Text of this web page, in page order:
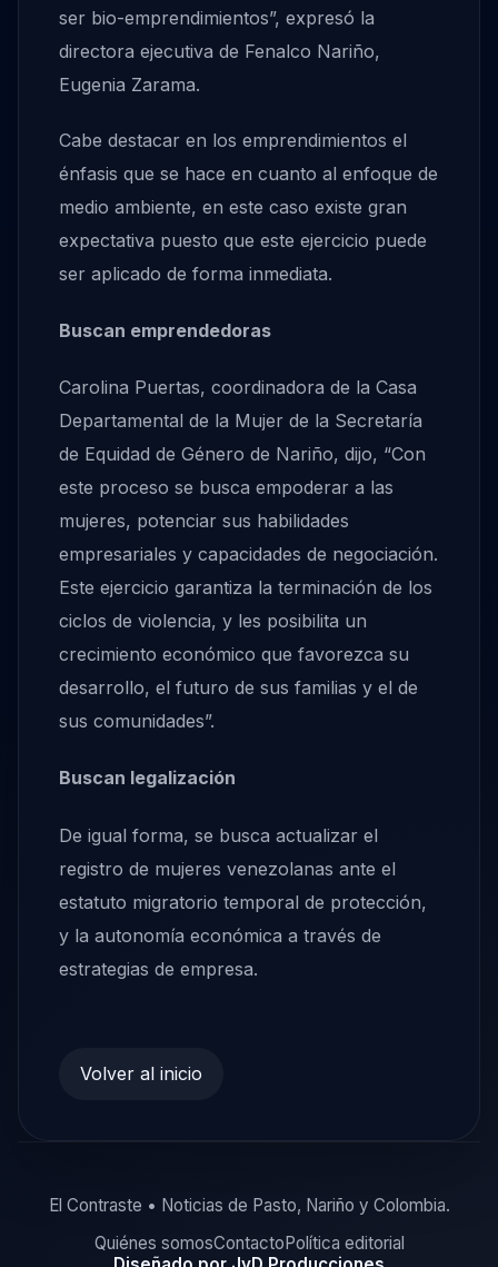
ser bio-emprendimientos”, expresó la
directora ejecutiva de Fenalco Nariño,
Eugenia Zarama.
Cabe destacar en los emprendimientos el
énfasis que se hace en cuanto al enfoque de
medio ambiente, en este caso existe gran
expectativa puesto que este ejercicio puede
ser aplicado de forma inmediata.
Buscan emprendedoras
Carolina Puertas, coordinadora de la Casa
Departamental de la Mujer de la Secretaría
de Equidad de Género de Nariño, dijo, “Con
este proceso se busca empoderar a las
mujeres, potenciar sus habilidades
empresariales y capacidades de negociación.
Este ejercicio garantiza la terminación de los
ciclos de violencia, y les posibilita un
crecimiento económico que favorezca su
desarrollo, el futuro de sus familias y el de
sus comunidades”.
Buscan legalización
De igual forma, se busca actualizar el
registro de mujeres venezolanas ante el
estatuto migratorio temporal de protección,
y la autonomía económica a través de
estrategias de empresa.
Volver al inicio
El Contraste • Noticias de Pasto, Nariño y Colombia.
Quiénes somosContacto Política editorial